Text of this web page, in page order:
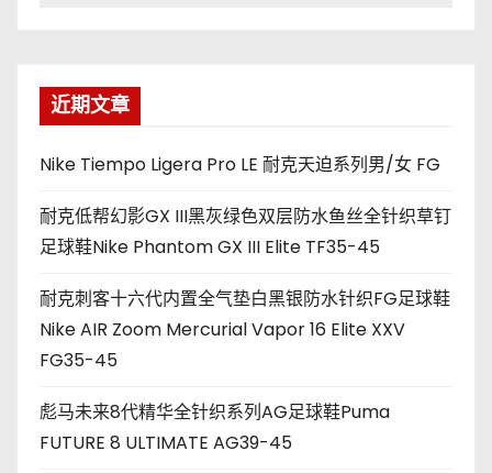
近期文章
Nike Tiempo Ligera Pro LE 耐克天迫系列男/女 FG
耐克低帮幻影GX III黑灰绿色双层防水鱼丝全针织草钉
足球鞋Nike Phantom GX III Elite TF35-45
耐克刺客十六代内置全气垫白黑银防水针织FG足球鞋
Nike AIR Zoom Mercurial Vapor 16 Elite XXV
FG35-45
彪马未来8代精华全针织系列AG足球鞋Puma
FUTURE 8 ULTIMATE AG39-45